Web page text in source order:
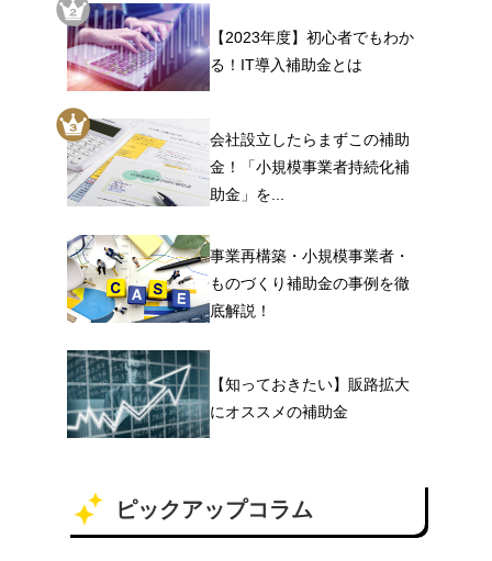
【2023年度】初心者でもわか
る！IT導入補助金とは
会社設立したらまずこの補助
金！「小規模事業者持続化補
助金」を...
事業再構築・小規模事業者・
ものづくり補助金の事例を徹
底解説！
【知っておきたい】販路拡大
にオススメの補助金
ピックアップコラム